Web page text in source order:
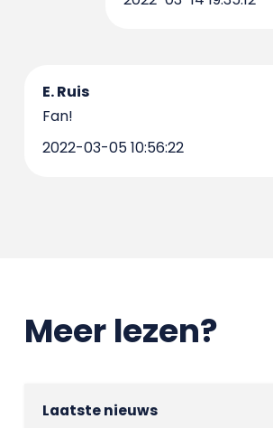
E. Ruis
Fan!
2022-03-05 10:56:22
Meer lezen?
Laatste nieuws